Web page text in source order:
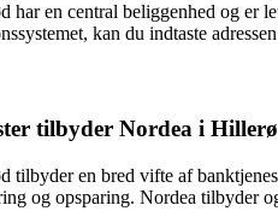
har en central beliggenhed og er
kan du indtaste
tilbyder Nordea i
tilbyder en bred vifte af
og opsparing. Nordea tilbyder